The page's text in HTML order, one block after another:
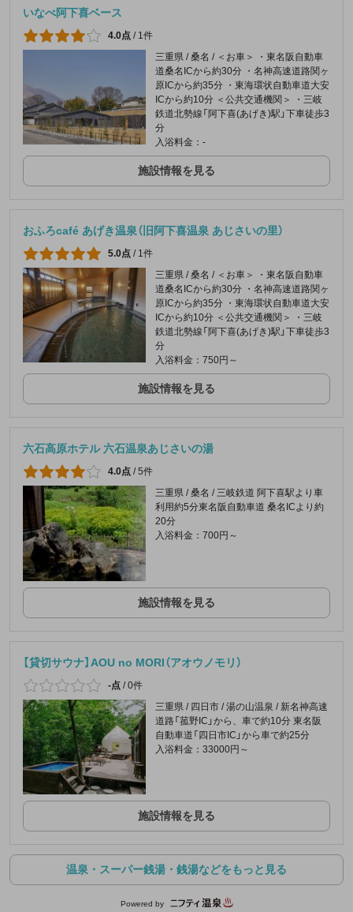
いなべ阿下喜ベース
4.0点 / 1件
三重県 / 桑名 / ＜お車＞ ・東名阪自動車
道桑名ICから約30分 ・名神高速道路関ヶ
原ICから約35分 ・東海環状自動車道大安
ICから約10分 ＜公共交通機関＞ ・三岐
鉄道北勢線「阿下喜(あげき)駅」下車徒歩3
分
入浴料金：-
施設情報を見る
おふろcafé あげき温泉（旧阿下喜温泉 あじさいの里）
5.0点 / 1件
三重県 / 桑名 / ＜お車＞ ・東名阪自動車
道桑名ICから約30分 ・名神高速道路関ヶ
原ICから約35分 ・東海環状自動車道大安
ICから約10分 ＜公共交通機関＞ ・三岐
鉄道北勢線「阿下喜(あげき)駅」下車徒歩3
分
入浴料金：750円～
施設情報を見る
六石高原ホテル 六石温泉あじさいの湯
4.0点 /5件
三重県 / 桑名 / 三岐鉄道 阿下喜駅より車
利用約5分東名阪自動車道 桑名ICより約
20分
入浴料金：700円～
施設情報を見る
【貸切サウナ】AOU no MORI（アオウノモリ）
-点 /0件
三重県 / 四日市 / 湯の山温泉 / 新名神高速
道路「菰野IC」から、車で約10分 東名阪
自動車道「四日市IC」から車で約25分
入浴料金：33000円～
施設情報を見る
温泉・スーパー銭湯・銭湯などをもっと見る
Powered by